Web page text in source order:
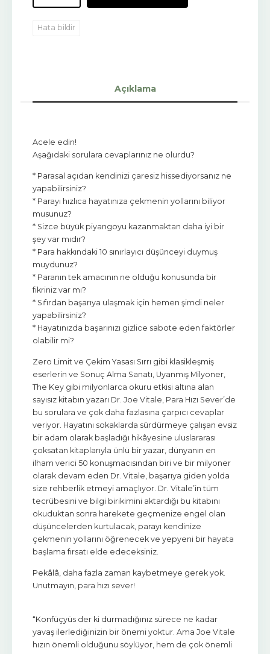
Hata bildir
Açıklama
Acele edin!
Aşağıdaki sorulara cevaplarınız ne olurdu?
* Parasal açıdan kendinizi çaresiz hissediyorsanız ne
yapabilirsiniz?
* Parayı hızlıca hayatınıza çekmenin yollarını biliyor
musunuz?
* Sizce büyük piyangoyu kazanmaktan daha iyi bir
şey var mıdır?
* Para hakkındaki 10 sınırlayıcı düşünceyi duymuş
muydunuz?
* Paranın tek amacının ne olduğu konusunda bir
fikriniz var mı?
* Sıfırdan başarıya ulaşmak için hemen şimdi neler
yapabilirsiniz?
* Hayatınızda başarınızı gizlice sabote eden faktörler
olabilir mi?
Zero Limit ve Çekim Yasası Sırrı gibi klasikleşmiş
eserlerin ve Sonuç Alma Sanatı, Uyanmış Milyoner,
The Key gibi milyonlarca okuru etkisi altına alan
sayısız kitabın yazarı Dr. Joe Vitale, Para Hızı Sever’de
bu sorulara ve çok daha fazlasına çarpıcı cevaplar
veriyor. Hayatını sokaklarda sürdürmeye çalışan evsiz
bir adam olarak başladığı hikâyesine uluslararası
çoksatan kitaplarıyla ünlü bir yazar, dünyanın en
ilham verici 50 konuşmacısından biri ve bir milyoner
olarak devam eden Dr. Vitale, başarıya giden yolda
size rehberlik etmeyi amaçlıyor. Dr. Vitale’in tüm
tecrübesini ve bilgi birikimini aktardığı bu kitabını
okuduktan sonra harekete geçmenize engel olan
düşüncelerden kurtulacak, parayı kendinize
çekmenin yollarını öğrenecek ve yepyeni bir hayata
başlama fırsatı elde edeceksiniz.
Pekâlâ, daha fazla zaman kaybetmeye gerek yok.
Unutmayın, para hızı sever!
“Konfüçyüs der ki durmadığınız sürece ne kadar
yavaş ilerlediğinizin bir önemi yoktur. Ama Joe Vitale
hızın önemli olduğunu söylüyor, hem de çok önemli